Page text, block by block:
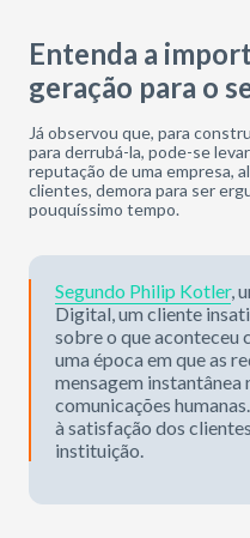
Entenda a
geração para o
Já observou que, para
para derrubá-la, pode-se
reputação de uma empresa,
clientes, demora para ser
pouquíssimo tempo.
Segundo Philip Kotler,
Digital, um cliente
sobre o que aconteceu
uma época em que as
mensagem instantânea
comunicações
à satisfação dos
instituição.